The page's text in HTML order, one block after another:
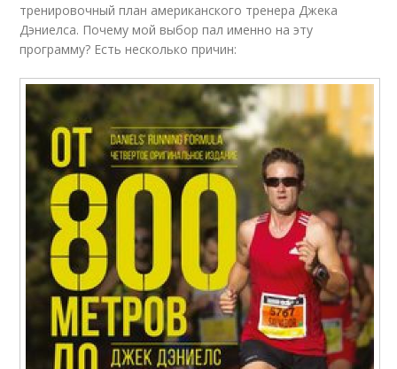
тренировочный план американского тренера Джека
Дэниелса. Почему мой выбор пал именно на эту
программу? Есть несколько причин: